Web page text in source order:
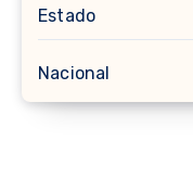
Estado
Nacional